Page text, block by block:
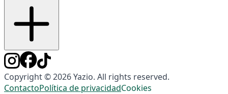
Copyright © 2026 Yazio. All rights reserved.
ContactoPolítica de privacidadCookies